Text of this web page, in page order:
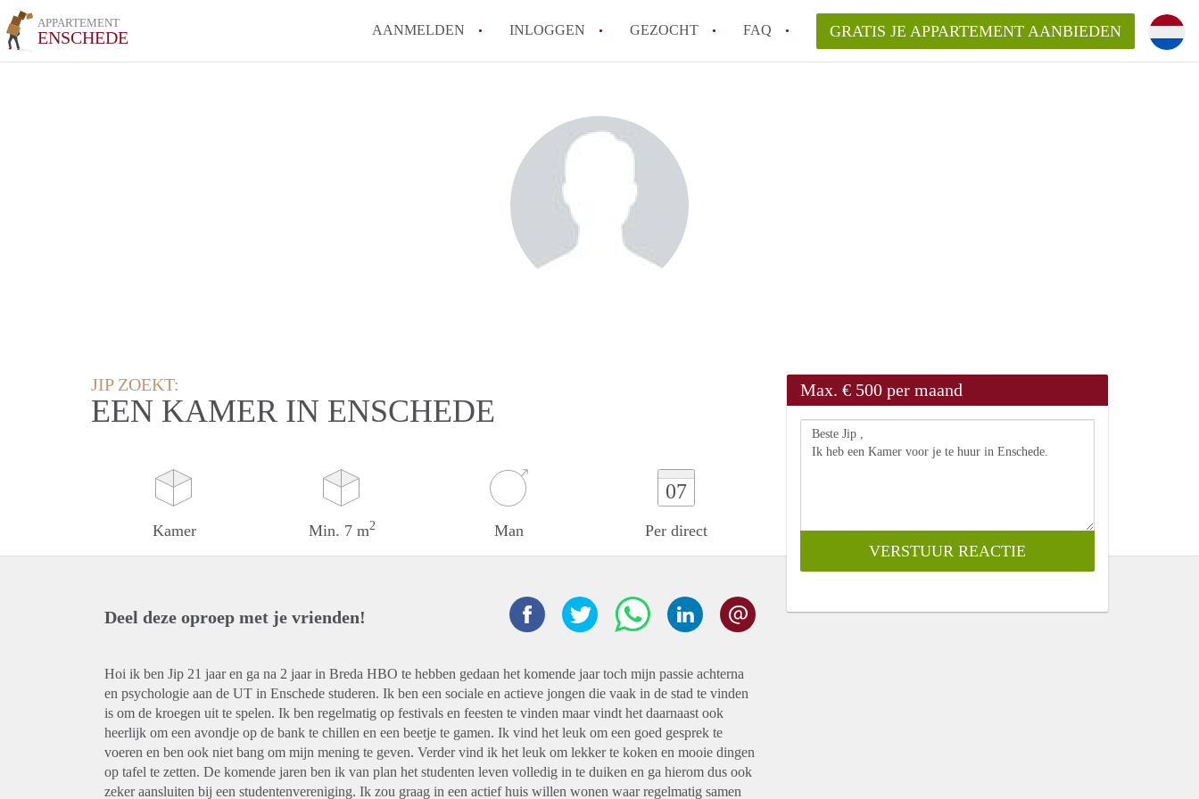
APPARTEMENT
ENSCHEDE AANMELDEN INLOGGEN GEZOCHT FAQ
How to translate AppartementEnschede!
Wat is AppartementEnschede?
Hoeveel kost het om te reageren op een Appartement in Enschede?
Wat is de privacyverklaring van AppartementEnschede?
Berekent AppartementEnschede
makelaarsvergoeding/bemiddelingsvergoeding?
Alle veelgestelde vragen
GRATIS JE APPARTEMENT AANBIEDEN
JIP ZOEKT:
EEN KAMER IN ENSCHEDE
Kamer Min. 7 m2 Man
07
Per direct
Max. € 500 per maand
Deel deze oproep met je vrienden!
Hoi ik ben Jip 21 jaar en ga na 2 jaar in Breda HBO te hebben gedaan het komende jaar toch mijn passie achterna
en psychologie aan de UT in Enschede studeren. Ik ben een sociale en actieve jongen die vaak in de stad te vinden
is om de kroegen uit te spelen. Ik ben regelmatig op festivals en feesten te vinden maar vindt het daarnaast ook
heerlijk om een avondje op de bank te chillen en een beetje te gamen. Ik vind het leuk om een goed gesprek te
voeren en ben ook niet bang om mijn mening te geven. Verder vind ik het leuk om lekker te koken en mooie dingen
op tafel te zetten. De komende jaren ben ik van plan het studenten leven volledig in te duiken en ga hierom dus ook
zeker aansluiten bij een studentenvereniging. Ik zou graag in een actief huis willen wonen waar regelmatig samen